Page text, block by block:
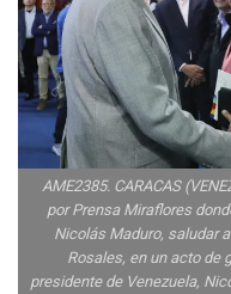
AME2385. CARACAS
por Prensa Miraflores
Nicolás Maduro, saludar
Rosales, en un acto de
presidente de Venezuela,